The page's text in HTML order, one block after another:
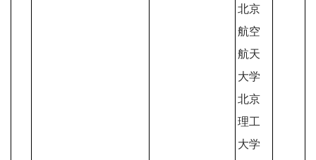
北京
航空
航天
大学
北京
理工
大学